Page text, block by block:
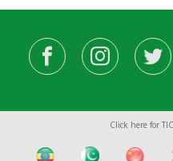
Click here for